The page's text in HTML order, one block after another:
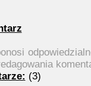
(3)